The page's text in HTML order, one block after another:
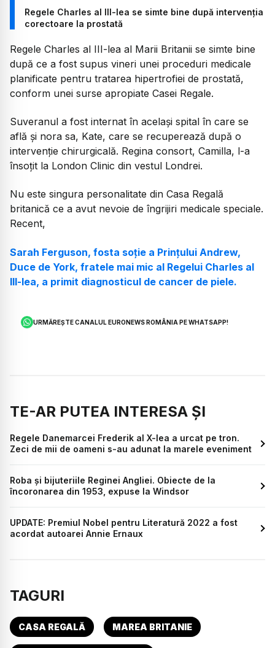
Regele Charles al III-lea se simte bine după intervenţia
corectoare la prostată
Regele Charles al III-lea al Marii Britanii se simte bine
după ce a fost supus vineri unei proceduri medicale
planificate pentru tratarea hipertrofiei de prostată,
conform unei surse apropiate Casei Regale.
Suveranul a fost internat în același spital în care se
află și nora sa, Kate, care se recuperează după o
intervenție chirurgicală. Regina consort, Camilla, l-a
însoțit la London Clinic din vestul Londrei.
Nu este singura personalitate din Casa Regală
britanică ce a avut nevoie de îngrijiri medicale speciale.
Recent,
Sarah Ferguson, fosta soție a Prințului Andrew,
Duce de York, fratele mai mic al Regelui Charles al
III-lea, a primit diagnosticul de cancer de piele.
URMĂREȘTE CANALUL EURONEWS ROMÂNIA PE WHATSAPP!
TE-AR PUTEA INTERESA ȘI
Regele Danemarcei Frederik al X-lea a urcat pe tron.
Zeci de mii de oameni s-au adunat la marele eveniment
Roba și bijuteriile Reginei Angliei. Obiecte de la
încoronarea din 1953, expuse la Windsor
UPDATE: Premiul Nobel pentru Literatură 2022 a fost
acordat autoarei Annie Ernaux
TAGURI
CASA REGALĂ MAREA BRITANIE